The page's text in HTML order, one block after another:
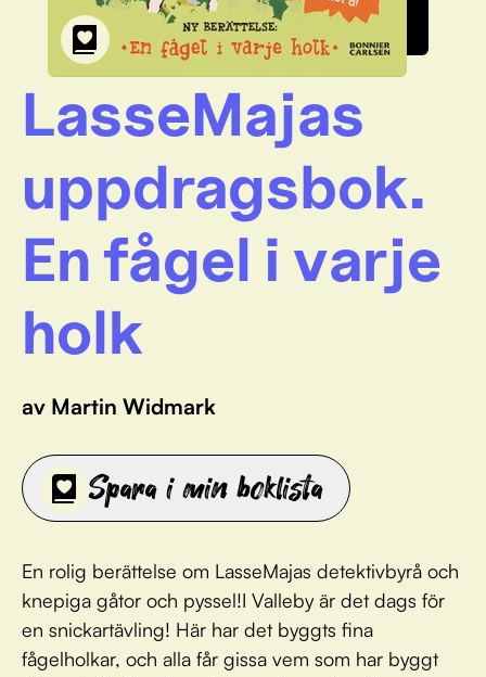
LasseMajas
uppdragsbok.
En fågel i varje
holk
av Martin Widmark
Spara i min boklista
En rolig berättelse om LasseMajas detektivbyrå och
knepiga gåtor och pyssel!I Valleby är det dags för
en snickartävling! Här har det byggts fina
fågelholkar, och alla får gissa vem som har byggt